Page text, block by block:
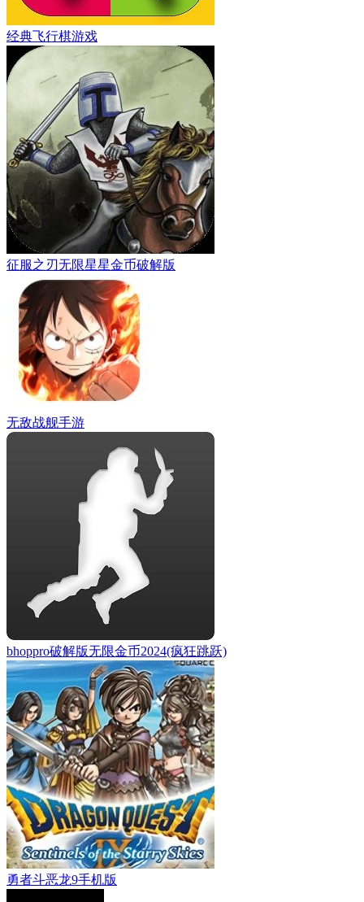
经典飞行棋游戏
征服之刃无限星星金币破解版
无敌战舰手游
bhoppro破解版无限金币2024(疯狂跳跃)
勇者斗恶龙9手机版